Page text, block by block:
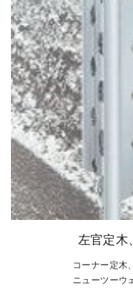
左官定木
コーナー定木
ニューツーウ